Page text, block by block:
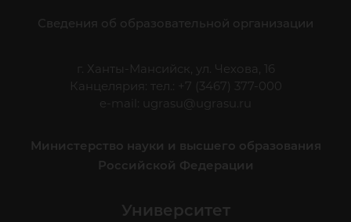
Сведения об образовательной организации
г. Ханты-Мансийск, ул. Чехова, 16
Канцелярия: тел.: +7 (3467) 377-000
e-mail:
ugrasu@ugrasu.ru
Министерство науки и высшего образования
Российской Федерации
Университет